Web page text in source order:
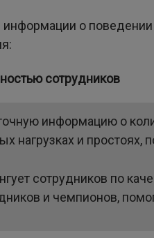
о поведении
сотрудников
информацию о
нагрузках и простоях,
сотрудников по
и чемпионов,